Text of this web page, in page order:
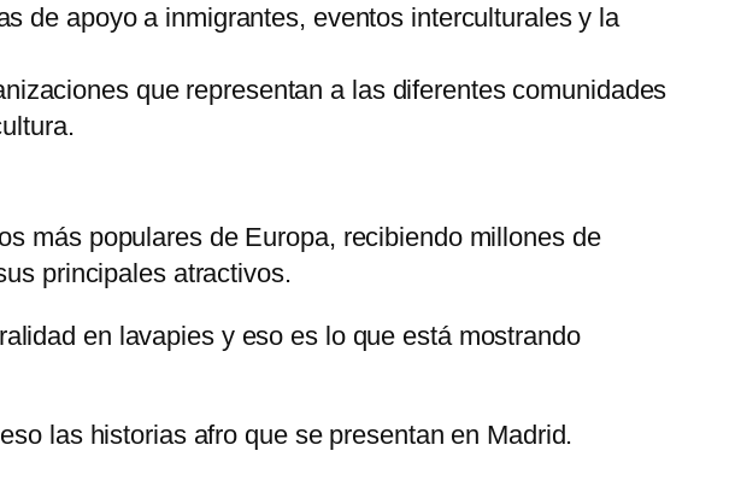
de apoyo a inmigrantes, eventos interculturales y la
que representan a las diferentes comunidades
más populares de Europa, recibiendo millones de
principales atractivos.
en lavapies y eso es lo que está mostrando
las historias afro que se presentan en Madrid.